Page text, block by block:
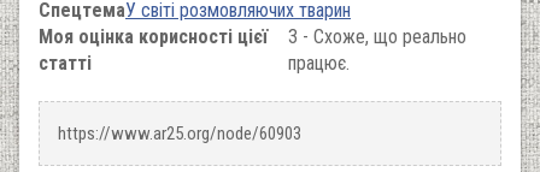
СпецтемаУ світі розмовляючих тварин
Моя оцінка корисності цієї
статті
3 - Схоже, що реально
працює.
https://www.ar25.org/node/60903